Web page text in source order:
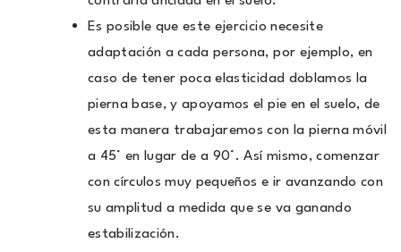
Es posible que este ejercicio necesite
adaptación a cada persona, por ejemplo, en
caso de tener poca elasticidad doblamos la
pierna base, y apoyamos el pie en el suelo, de
esta manera trabajaremos con la pierna móvil
a 45° en lugar de a 90°. Así mismo, comenzar
con círculos muy pequeños e ir avanzando con
su amplitud a medida que se va ganando
estabilización.